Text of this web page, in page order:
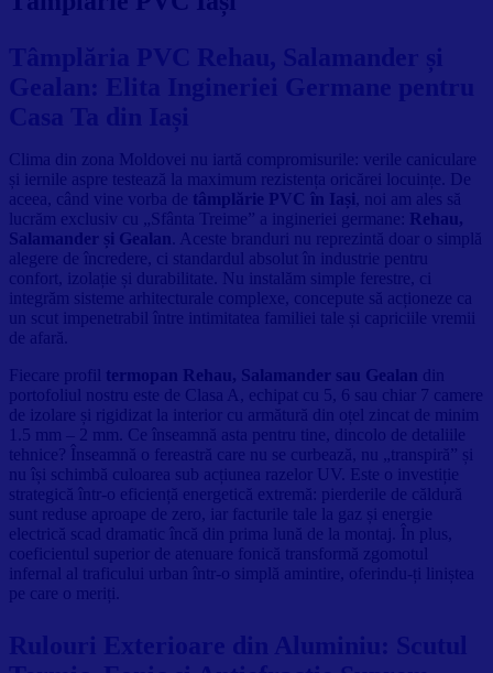
Clima din zona Moldovei nu iartă compromisurile: verile caniculare
și iernile aspre testează la maximum rezistența oricărei locuințe. De
aceea, când vine vorba de tâmplărie PVC în Iași , noi am ales să
lucrăm exclusiv cu „Sfânta Treime” a ingineriei germane:
Rehau,
Salamander și Gealan
. Aceste branduri nu reprezintă doar o simplă
alegere de încredere, ci standardul absolut în industrie pentru
confort, izolație și durabilitate. Nu instalăm simple ferestre, ci
integrăm sisteme arhitecturale complexe, concepute să acționeze ca
un scut impenetrabil între intimitatea familiei tale și capriciile vremii
de afară.
Fiecare profil termopan Rehau, Salamander sau Gealan din
portofoliul nostru este de Clasa A, echipat cu 5, 6 sau chiar 7 camere
de izolare și rigidizat la interior cu armătură din oțel zincat de minim
1.5 mm – 2 mm. Ce înseamnă asta pentru tine, dincolo de detaliile
tehnice? Înseamnă o fereastră care nu se curbează, nu „transpiră” și
nu își schimbă culoarea sub acțiunea razelor UV. Este o investiție
strategică într-o eficiență energetică extremă: pierderile de căldură
sunt reduse aproape de zero, iar facturile tale la gaz și energie
electrică scad dramatic încă din prima lună de la montaj. În plus,
coeficientul superior de atenuare fonică transformă zgomotul
infernal al traficului urban într-o simplă amintire, oferindu-ți liniștea
pe care o meriți.